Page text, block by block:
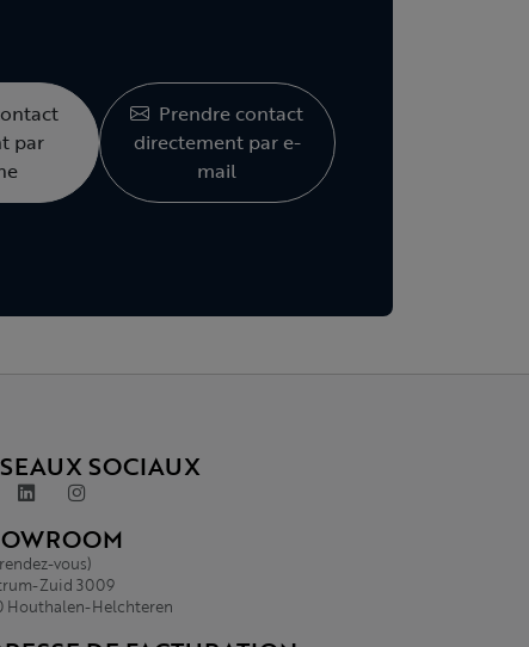
par
Prendre contact
directement par e-
mail
SOCIAUX
vous)
Zuid 3009
Houthalen-Helchteren